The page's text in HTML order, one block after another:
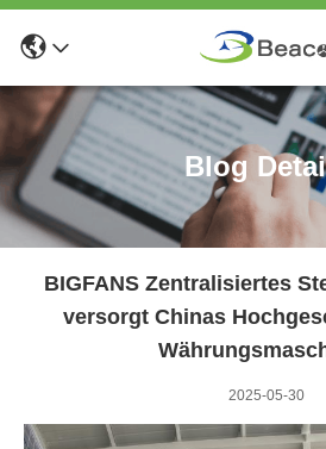
Blog
BIGFANS Zentralisiertes
versorgt Chinas
2025-05-30